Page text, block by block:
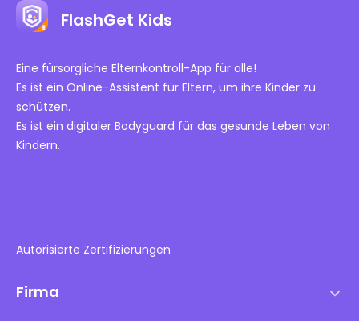
FlashGet Kids
Eine fürsorgliche Elternkontroll-App für alle!
Es ist ein Online-Assistent für Eltern, um ihre Kinder zu
schützen.
Es ist ein digitaler Bodyguard für das gesunde Leben von
Kindern.
Autorisierte Zertifizierungen
Firma